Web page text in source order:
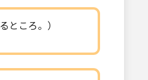
ところ。）